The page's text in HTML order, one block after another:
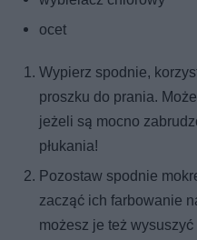
ocet
Wypierz spodnie,
proszku do prania.
jeżeli są mocno
płukania!
Pozostaw spodnie
zacząć ich farbowanie
możesz je też